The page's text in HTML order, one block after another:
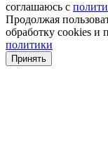
соглашаюсь с
Продолжая
обработку cookies и
политики
Принять